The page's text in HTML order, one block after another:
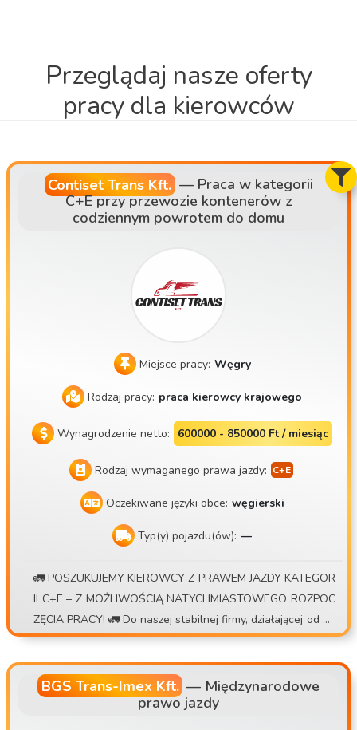
Przeglądaj nasze oferty
pracy dla kierowców
Contiset Trans Kft.— Praca w kategorii
C+E przy przewozie kontenerów z
codziennym powrotem do domu
Miejsce pracy: Węgry
Rodzaj pracy: praca kierowcy krajowego
Wynagrodzenie netto: 600000 - 850000 Ft / miesiąc
Rodzaj wymaganego prawa jazdy:
Oczekiwane języki obce: węgierski
Typ(y) pojazdu(ów): —
🚛 POSZUKUJEMY KIEROWCY Z PRAWEM JAZDY KATEGOR
II C+E – Z MOŻLIWOŚCIĄ NATYCHMIASTOWEGO ROZPOC
ZĘCIA PRACY! 🚛 Do naszej stabilnej firmy, działającej od po
nad 15 lat , poszukujemy kierowcy ciężarówki z naczepą ko
ntenerową do pracy w systemie dojazdów dziennych lub ty
godniowych . 💰 Co oferujemy: • Możliwość zarobku w wys
okości 30 000 – 40 000 Ft/dzień • System premii za przejazd
BGS Trans-Imex Kft. — Międzynarodowe
prawo jazdy